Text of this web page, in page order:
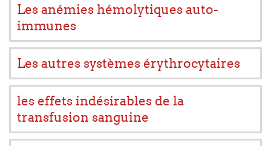
Les anémies hémolytiques auto-
immunes
Les autres systèmes érythrocytaires
les effets indésirables de la
transfusion sanguine